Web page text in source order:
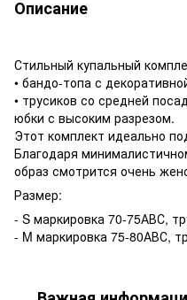
Описание
Стильный купальный
• бандо-топа с
• трусиков со средней
юбки с высоким разрезом.
Этот комплект идеально
Благодаря
образ смотрится очень
Размер:
- S маркировка 70-75АВС,
- M маркировка 75-80АВС,